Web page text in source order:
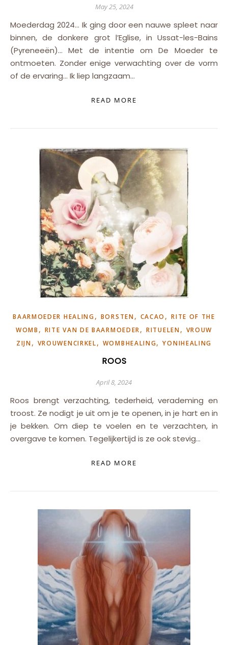
May 25, 2024
Moederdag 2024… Ik ging door een nauwe spleet naar
binnen, de donkere grot l’Eglise, in Ussat-les-Bains
(Pyreneeën)… Met de intentie om De Moeder te
ontmoeten. Zonder enige verwachting over de vorm
of de ervaring… Ik liep langzaam…
READ MORE
BAARMOEDER HEALING, BORSTEN, CACAO ,RITE OF THE
WOMB , RITE VAN DE BAARMOEDER,RITUELEN, VROUW
ZIJN, VROUWENCIRKEL, WOMBHEALING,YONIHEALING
ROOS
April 8, 2024
Roos brengt verzachting, tederheid, verademing en
troost. Ze nodigt je uit om je te openen, in je hart en in
je bekken. Om diep te voelen en te verzachten, in
overgave te komen. Tegelijkertijd is ze ook stevig…
READ MORE